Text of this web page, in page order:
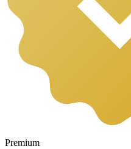
Premium